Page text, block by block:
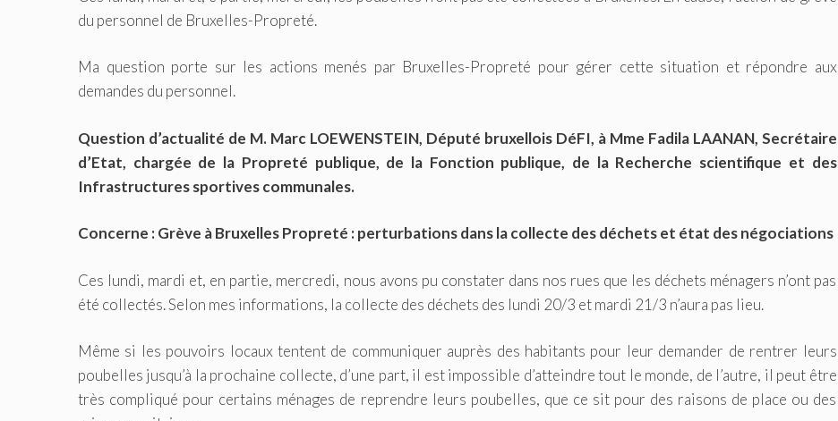
du personnel de Bruxelles-Propreté.
Ma question porte sur les actions menés par Bruxelles-Propreté pour gérer cette situation et répondre aux
demandes du personnel.
Question d’actualité de M. Marc LOEWENSTEIN, Député bruxellois DéFI, à Mme Fadila LAANAN, Secrétaire
d’Etat, chargée de la Propreté publique, de la Fonction publique, de la Recherche scientifique et des
Infrastructures sportives communales.
Concerne : Grève à Bruxelles Propreté : perturbations dans la collecte des déchets et état des négociations
Ces lundi, mardi et, en partie, mercredi, nous avons pu constater dans nos rues que les déchets ménagers n’ont pas
été collectés. Selon mes informations, la collecte des déchets des lundi 20/3 et mardi 21/3 n’aura pas lieu.
Même si les pouvoirs locaux tentent de communiquer auprès des habitants pour leur demander de rentrer leurs
poubelles jusqu’à la prochaine collecte, d’une part, il est impossible d’atteindre tout le monde, de l’autre, il peut être
très compliqué pour certains ménages de reprendre leurs poubelles, que ce sit pour des raisons de place ou des